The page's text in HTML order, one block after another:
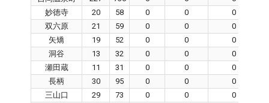
妙徳寺
20 58 0 0
0
双六原
21 59 0 0
0
矢矯
19 52 0 0
0
洞谷
13 32 0 0
0
瀬田蔵
11 31 0 0
0
長柄
30 95 0 0
0
三山口
29 73 0 0
0